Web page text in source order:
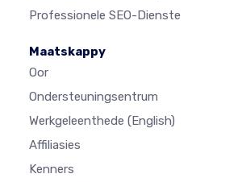
Professionele SEO-Dienste
Maatskappy
Oor
Ondersteuningsentrum
Werkgeleenthede (English)
Affiliasies
Kenners